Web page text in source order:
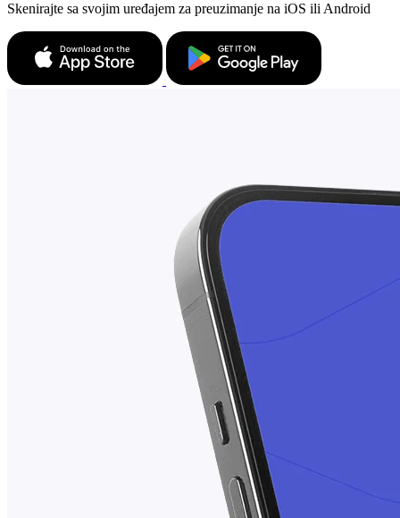
Skenirajte sa svojim uređajem za preuzimanje na iOS ili Android